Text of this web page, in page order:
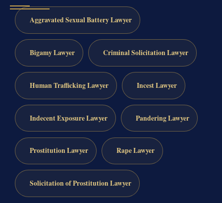
Aggravated Sexual Battery Lawyer
Bigamy Lawyer Criminal Solicitation Lawyer
Human Trafficking Lawyer Incest Lawyer
Indecent Exposure Lawyer Pandering Lawyer
Prostitution Lawyer Rape Lawyer
Solicitation of Prostitution Lawyer